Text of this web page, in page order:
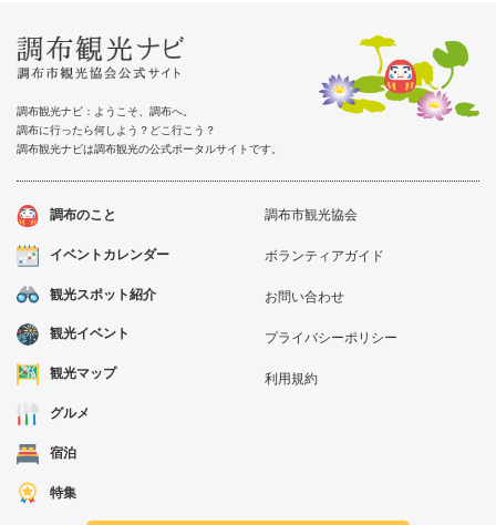
調布観光ナビ：ようこそ、調布へ。
調布に行ったら何しよう？どこ行こう？
調布観光ナビは調布観光の公式ポータルサイトです。
調布のこと
イベントカレンダー
観光スポット紹介
観光イベント
観光マップ
グルメ
宿泊
特集
調布市観光協会
ボランティアガイド
お問い合わせ
プライバシーポリシー
利用規約